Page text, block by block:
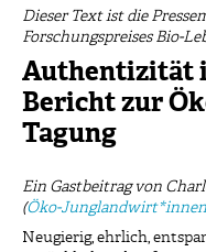
Dieser Text ist die
Forschungspreises Bio-
Authentizität
Bericht zur
Tagung
Ein Gastbeitrag von
(Öko-
Neugierig, ehrlich,